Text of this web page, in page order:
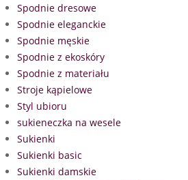
Spodnie dresowe
Spodnie eleganckie
Spodnie męskie
Spodnie z ekoskóry
Spodnie z materiału
Stroje kąpielowe
Styl ubioru
sukieneczka na wesele
Sukienki
Sukienki basic
Sukienki damskie